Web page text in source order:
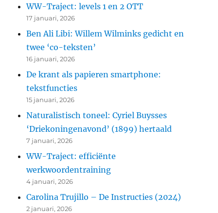
WW-Traject: levels 1 en 2 OTT
17 januari, 2026
Ben Ali Libi: Willem Wilminks gedicht en
twee ‘co-teksten’
16 januari, 2026
De krant als papieren smartphone:
tekstfuncties
15 januari, 2026
Naturalistisch toneel: Cyriel Buysses
‘Driekoningenavond’ (1899) hertaald
7 januari, 2026
WW-Traject: efficiënte
werkwoordentraining
4 januari, 2026
Carolina Trujillo – De Instructies (2024)
2 januari, 2026